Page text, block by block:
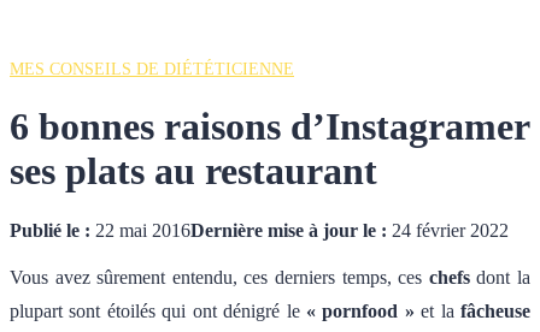
MES CONSEILS DE DIÉTÉTICIENNE
6 bonnes raisons d’Instagramer
ses plats au restaurant
Publié le : 22 mai 2016Dernière mise à jour le : 24 février 2022
Vous avez sûrement entendu, ces derniers temps, ces chefsdont la
plupart sont étoilés qui ont dénigré le« pornfood » et la fâcheuse